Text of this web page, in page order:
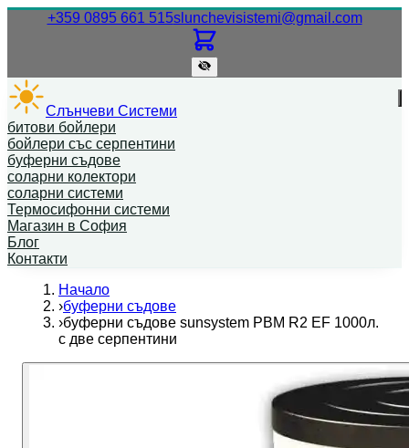
+359 0895 661 515Нашият телефонен номер.
slunchevisistemi@gmail.com
Слънчеви Системи
битови бойлери
бойлери със серпентини
буферни съдове
соларни колектори
соларни системи
Термосифонни системи
Магазин в София
Блог
Контакти
Начало
›буферни съдове
›буферни съдове sunsystem PBM R2 EF 1000л.
с две серпентини